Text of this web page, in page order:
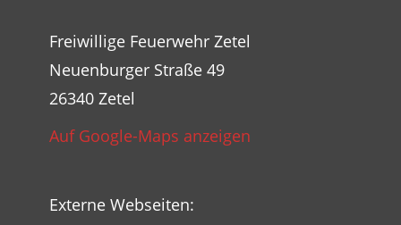
Freiwillige Feuerwehr Zetel
Neuenburger Straße 49
26340 Zetel
Auf Google-Maps anzeigen
Externe Webseiten: